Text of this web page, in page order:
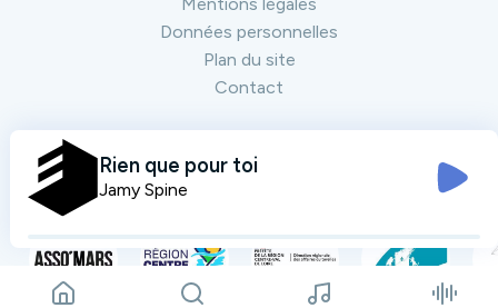
Données personnelles
Plan du site
Contact
Nos partenaires Tout voir
Rien que pour toi
Jamy Spine